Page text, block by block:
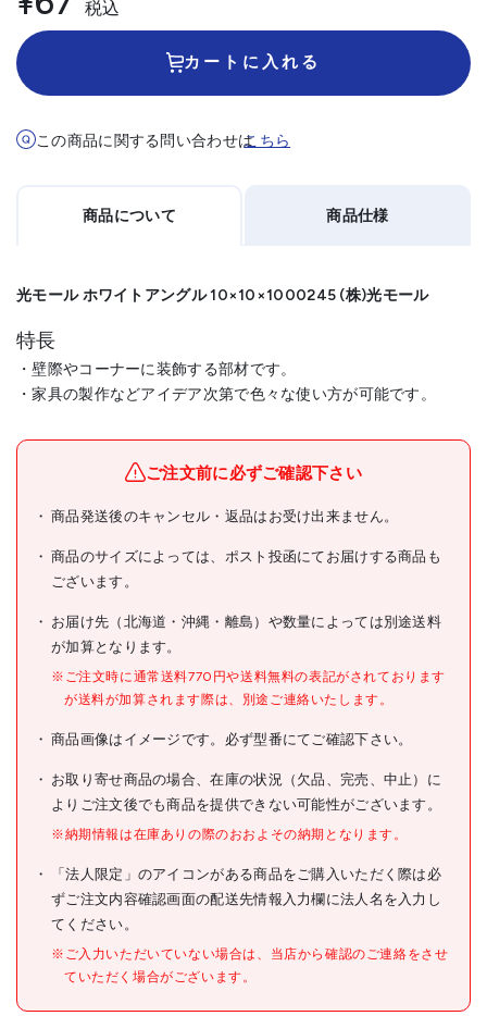
税込
カートに入れる
この商品に関する問い合わせはこちら
商品について
光モール ホワイトアングル 10×10×1000245 (株)光モール
特長
・壁際やコーナーに装飾する部材です。
・家具の製作などアイデア次第で色々な使い方が可能です。
商品仕様
ブランド名 光モール
商品名
光モール ホワイトアングル
10×10×1000
型式 245
JANコード
仕様
●縦(mm):10
●横(mm):10
●長さ(m):1
●色:ホワイト
●アングル
材質/仕上
●アクリロニトリル・ブタジ
原産国
セット内容/付属品
注意事項
ご注文前に必ずご確認下さい
商品発送後のキャンセル・返品はお受け出来ません。
商品のサイズによっては、ポスト投函にてお届けする商品も
ございます。
お届け先（北海道・沖縄・離島）や数量によっては別途送料
が加算となります。
※ご注文時に通常送料770円や送料無料の表記がされております
が送料が加算されます際は、別途ご連絡いたします。
商品画像はイメージです。必ず型番にてご確認下さい。
お取り寄せ商品の場合、在庫の状況（欠品、完売、中止）に
よりご注文後でも商品を提供できない可能性がございます。
※納期情報は在庫ありの際のおおよその納期となります。
「法人限定」のアイコンがある商品をご購入いただく際は必
ずご注文内容確認画面の配送先情報入力欄に法人名を入力し
てください。
※ご入力いただいていない場合は、当店から確認のご連絡をさせ
ていただく場合がございます。